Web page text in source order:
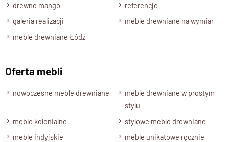
drewno mango
referencje
galeria realizacji
meble drewniane na wymiar
meble drewniane Łódź
Oferta mebli
nowoczesne meble drewniane
meble drewniane w prostym
stylu
meble kolonialne
stylowe meble drewniane
meble indyjskie
meble unikatowe ręcznie